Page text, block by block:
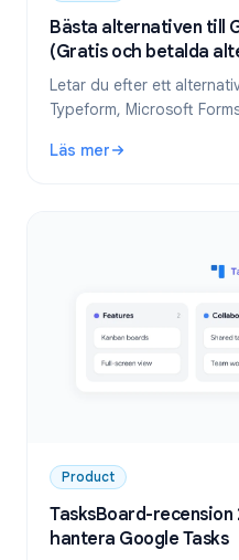
Bästa alternativen till
(Gratis och betalda
Letar du efter ett
Typeform, Microsoft
dina behov.
Läs mer
: Bästa alternativen till
Product
TasksBoard-
hantera Google Tasks